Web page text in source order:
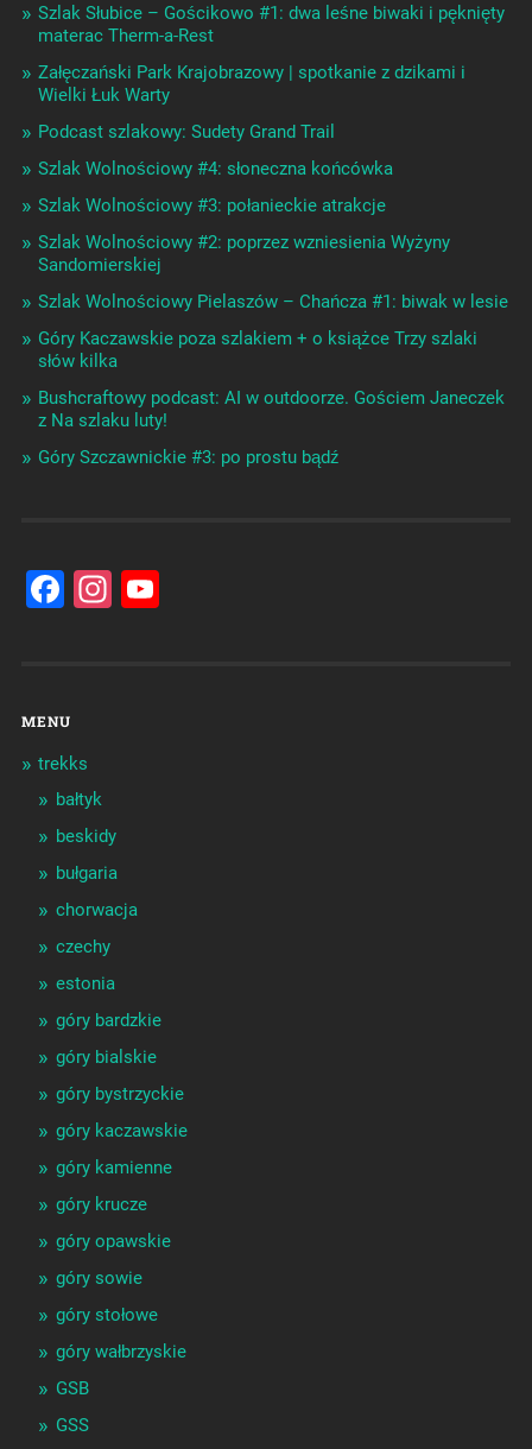
Szlak Słubice – Gościkowo #1: dwa leśne biwaki i pęknięty
materac Therm-a-Rest
Załęczański Park Krajobrazowy | spotkanie z dzikami i
Wielki Łuk Warty
Podcast szlakowy: Sudety Grand Trail
Szlak Wolnościowy #4: słoneczna końcówka
Szlak Wolnościowy #3: połanieckie atrakcje
Szlak Wolnościowy #2: poprzez wzniesienia Wyżyny
Sandomierskiej
Szlak Wolnościowy Pielaszów – Chańcza #1: biwak w lesie
Góry Kaczawskie poza szlakiem + o książce Trzy szlaki
słów kilka
Bushcraftowy podcast: AI w outdoorze. Gościem Janeczek
z Na szlaku luty!
Góry Szczawnickie #3: po prostu bądź
Facebook
Instagram
YouTube
MENU
trekks
bałtyk
beskidy
bułgaria
chorwacja
czechy
estonia
góry bardzkie
góry bialskie
góry bystrzyckie
góry kaczawskie
góry kamienne
góry krucze
góry opawskie
góry sowie
góry stołowe
góry wałbrzyskie
GSB
GSS